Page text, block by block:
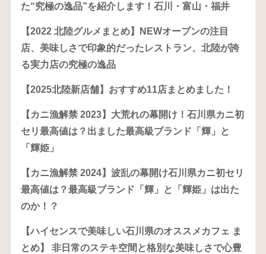
た“究極の逸品”を紹介します！石川・富山・福井
【2022 北陸グルメまとめ】NEWオープンの注目
店、美味しさで印象的だったレストラン、北陸が誇
る実力店の究極の逸品
【2025北陸新店舗】おすすめ11店まとめました！
【カニ漁解禁 2023】大荒れの幕開け！石川県カニ初
セリ最高値は？出ました最高級ブランド「輝」と
「輝姫」
【カニ漁解禁 2024】波乱の幕開け石川県カニ初セリ
最高値は？最高級ブランド「輝」と「輝姫」は出た
のか！？
【ハイセンスで美味しい石川県のオススメカフェ ま
とめ】 非日常のステキ空間と格別な美味しさで心豊